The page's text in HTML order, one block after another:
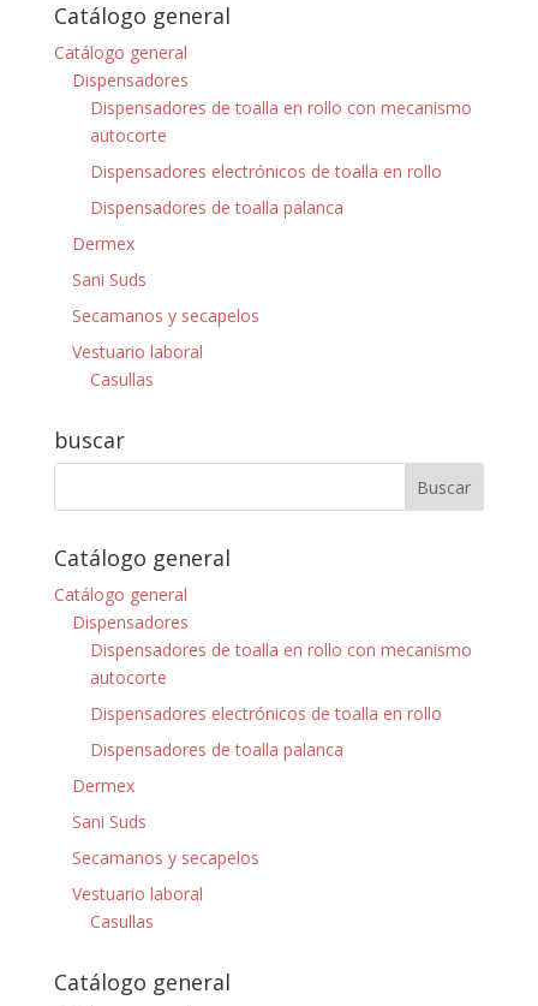
Catálogo general
Catálogo general
Dispensadores
Dispensadores de toalla en rollo con mecanismo
autocorte
Dispensadores electrónicos de toalla en rollo
Dispensadores de toalla palanca
Dermex
Sani Suds
Secamanos y secapelos
Vestuario laboral
Casullas
buscar
Catálogo general
Catálogo general
Dispensadores
Dispensadores de toalla en rollo con mecanismo
autocorte
Dispensadores electrónicos de toalla en rollo
Dispensadores de toalla palanca
Dermex
Sani Suds
Secamanos y secapelos
Vestuario laboral
Casullas
Catálogo general